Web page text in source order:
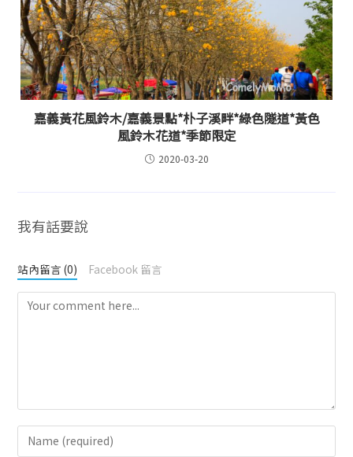
嘉義黃花風鈴木/嘉義景點*朴子溪畔*綠色隧道*黃色
風鈴木花道*季節限定
2020-03-20
我有話要說
站內留言 (0) Facebook 留言